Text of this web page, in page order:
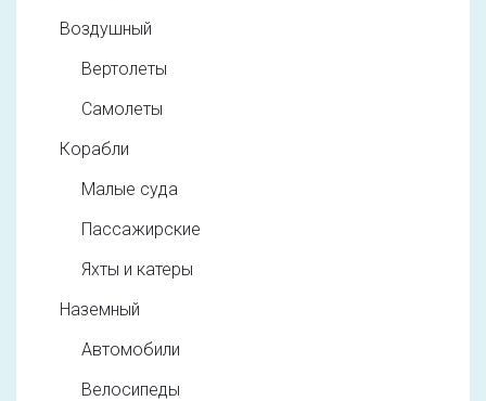
Воздушный
Вертолеты
Самолеты
Корабли
Малые суда
Пассажирские
Яхты и катеры
Наземный
Автомобили
Велосипеды